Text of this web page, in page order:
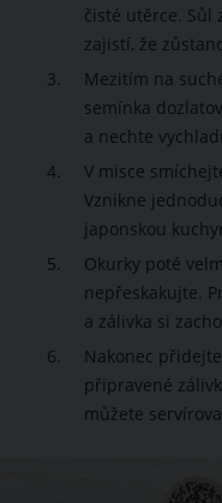
čisté utěrce. Sůl
zajistí, že
Mezitím na
semínka
a nechte
V misce
Vznikne
japonskou
Okurky poté
nepřeskakujte.
a zálivka si
Nakonec
připravené
můžete